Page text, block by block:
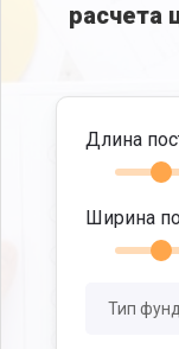
расчета
Длина
Ширина